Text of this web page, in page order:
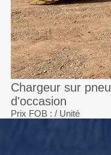
Chargeur sur
d'occasion
Prix FOB : / Unité